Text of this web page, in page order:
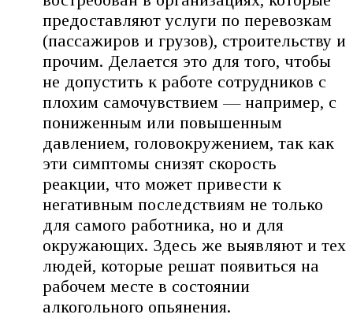
предоставляют услуги по перевозкам
(пассажиров и грузов), строительству и
прочим. Делается это для того, чтобы
не допустить к работе сотрудников с
плохим самочувствием — например, с
пониженным или повышенным
давлением, головокружением, так как
эти симптомы снизят скорость
реакции, что может привести к
негативным последствиям не только
для самого работника, но и для
окружающих. Здесь же выявляют и тех
людей, которые решат появиться на
рабочем месте в состоянии
алкогольного опьянения.